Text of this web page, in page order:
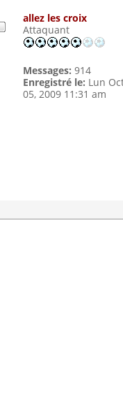
allez les croix
Attaquant
Messages: 914
Enregistré le: Lun
05, 2009 11:31 am